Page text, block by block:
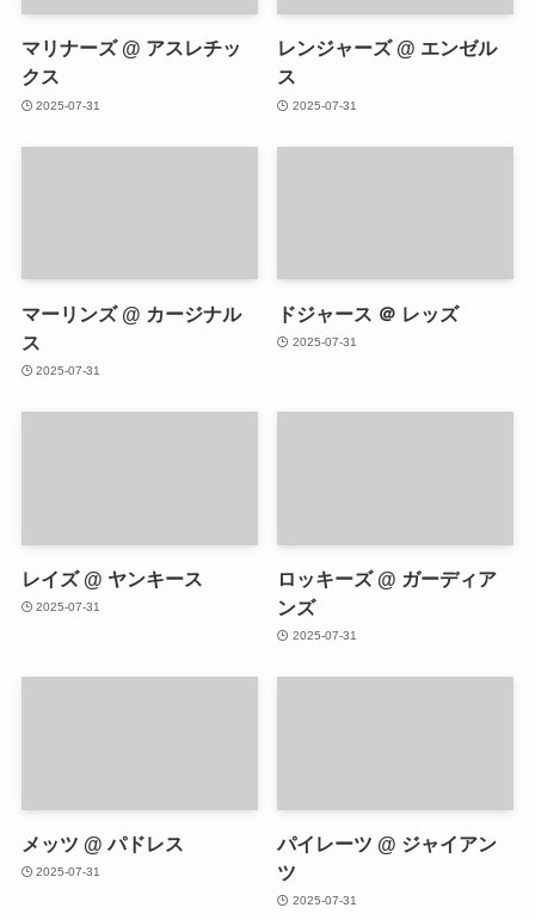
マリナーズ @ アスレチッ
クス
2025-07-31
レンジャーズ @ エンゼル
ス
2025-07-31
マーリンズ @ カージナル
ス
2025-07-31
ドジャース ＠ レッズ
2025-07-31
レイズ @ ヤンキース
2025-07-31
ロッキーズ @ ガーディア
ンズ
2025-07-31
メッツ @ パドレス
2025-07-31
パイレーツ @ ジャイアン
ツ
2025-07-31